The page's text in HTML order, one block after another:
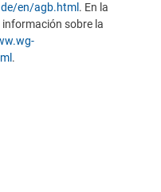
en/agb.html . En la
sobre la
.